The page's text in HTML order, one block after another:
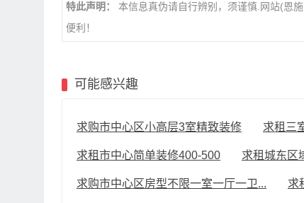
特此声明：
本信息真伪请自行辨别，须谨慎.网站(恩
便利！
可能感兴趣
求购市中心区小高层3室精致装修 求租三
求租市中心简单装修400-500 求租城东区
求购市中心区房型不限一室一厅一卫... 求